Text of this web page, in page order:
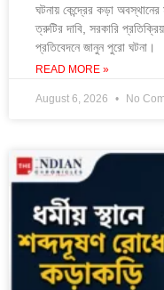
ঘটনায় কেন্দ্রের কড়া
ত্রুটির দাবি, সরকারি
প্রতিবেদনে জানুন পুরো ঘটনা।
READ MORE »
August 6, 2026 No